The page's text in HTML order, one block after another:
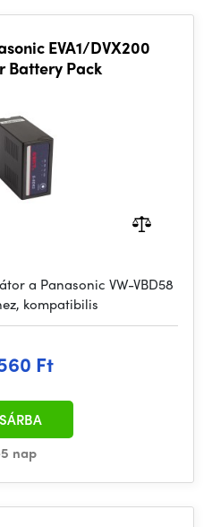
EVA1/DVX200
Battery Pack
a Panasonic VW-VBD58
kompatibilis
Ft
nap